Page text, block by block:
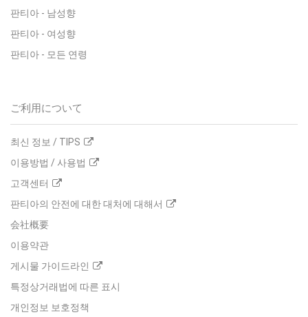
판티아 - 남성향
판티아 - 여성향
판티아 - 모든 연령
ご利用について
최신 정보 / TIPS
이용방법 / 사용법
고객센터
판티아의 안전에 대한 대처에 대해서
会社概要
이용약관
게시물 가이드라인
특정상거래법에 따른 표시
개인정보 보호정책